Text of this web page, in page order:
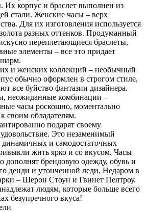
корпус и браслет выполнен из
стали. Женские часы – верх
Для их изготовления используется
разных оттенков. Продуманный
переплетающиеся браслеты,
элементы – все это придает
и женских коллекций – необычный
обычно оформлен в строгом стиле,
все буйство фантазии дизайнера.
неожиданные комбинации –
часы роскошно, моментально
своим обладателям.
подарят своему
Это незаменимый
динамичных и самодостаточных
жить ярко и со вкусом. Часы
дополнят брендовую одежду, обувь и
денди и утонченной леди. Недаром в
– Шерон Стоун и Гвинет Пелтроу.
людям, которые больше всего
безупречного вкуса!